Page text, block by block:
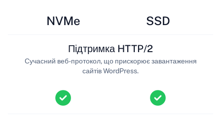
NVMe SSD
Підтримка HTTP/2
Сучасний веб-протокол, що прискорює завантаження
сайтів WordPress.